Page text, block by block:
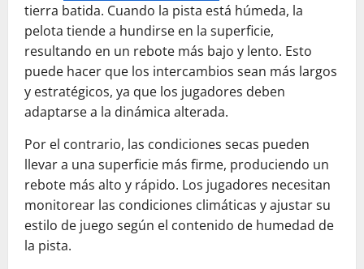
tierra batida. Cuando la pista está húmeda, la
pelota tiende a hundirse en la superficie,
resultando en un rebote más bajo y lento. Esto
puede hacer que los intercambios sean más largos
y estratégicos, ya que los jugadores deben
adaptarse a la dinámica alterada.
Por el contrario, las condiciones secas pueden
llevar a una superficie más firme, produciendo un
rebote más alto y rápido. Los jugadores necesitan
monitorear las condiciones climáticas y ajustar su
estilo de juego según el contenido de humedad de
la pista.